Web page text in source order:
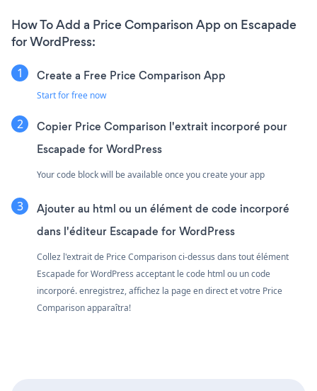
How To Add a Price Comparison App on Escapade
for WordPress:
Create a Free Price Comparison App
Start for free now
Copier Price Comparison l'extrait incorporé pour
Escapade for WordPress
Your code block will be available once you create your app
Ajouter au html ou un élément de code incorporé
dans l'éditeur Escapade for WordPress
Collez l'extrait de Price Comparison ci-dessus dans tout élément
Escapade for WordPress acceptant le code html ou un code
incorporé. enregistrez, affichez la page en direct et votre Price
Comparison apparaîtra!